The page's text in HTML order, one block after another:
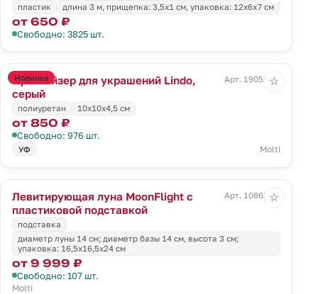
пластик
длина 3 м, прищепка: 3,5х1 см, упаковка: 12х6х7 см
от 650 ₽
Свободно: 3825 шт.
Новинка
Органайзер для украшений Lindo,
серый
Арт. 19052.10
полиуретан 10x10x4,5 см
от 850 ₽
Свободно: 976 шт.
УФ Molti
☆
Левитирующая луна MoonFlight с
пластиковой подставкой
Арт. 10862.01
подставка
диаметр луны 14 см; диаметр базы 14 см, высота 3 см;
упаковка: 16,5x16,5x24 см
от 9 999 ₽
Свободно: 107 шт.
Molti
☆